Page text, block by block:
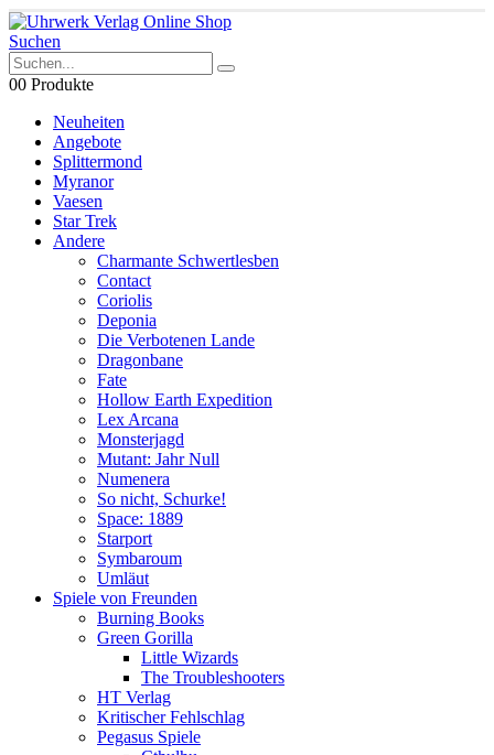
Suchen
00 Produkte
Neuheiten
Angebote
Splittermond
Myranor
Vaesen
Star Trek
Andere
Charmante Schwertlesben
Contact
Coriolis
Deponia
Die Verbotenen Lande
Dragonbane
Fate
Hollow Earth Expedition
Lex Arcana
Monsterjagd
Mutant: Jahr Null
Numenera
So nicht, Schurke!
Space: 1889
Starport
Symbaroum
Umläut
Spiele von Freunden
Burning Books
Green Gorilla
Little Wizards
The Troubleshooters
HT Verlag
Kritischer Fehlschlag
Pegasus Spiele